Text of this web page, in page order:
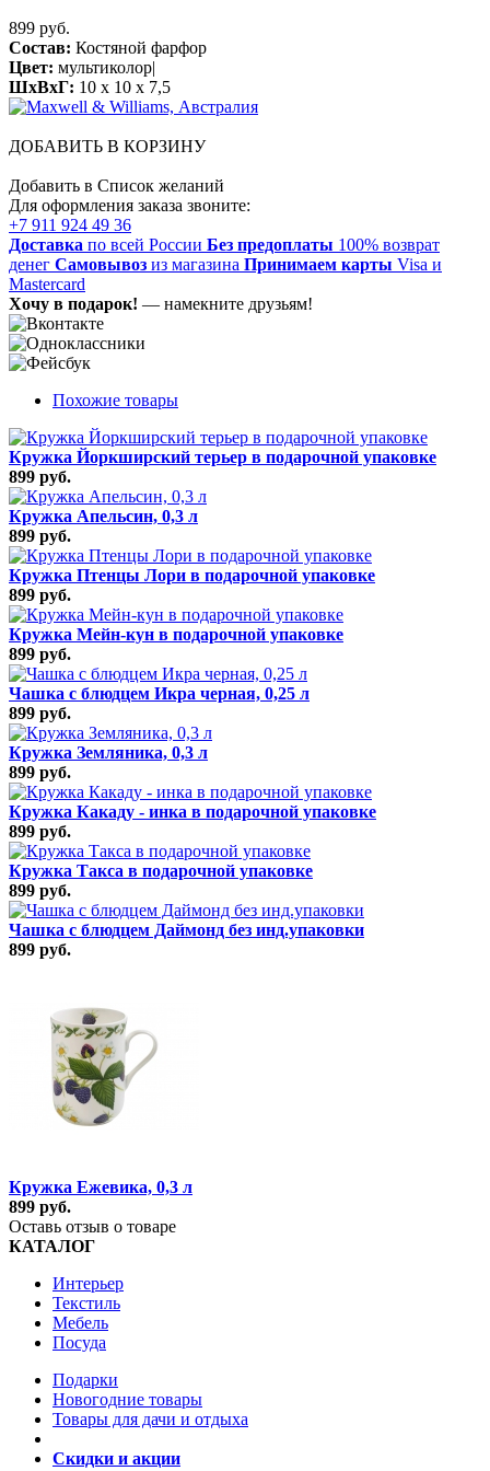
899 руб.
Состав: Костяной фарфор
Цвет: мультиколор|
ШхВхГ: 10 x 10 x 7,5
ДОБАВИТЬ В КОРЗИНУ
Добавить в Список желаний
Для оформления заказа звоните:
+7 911 924 49 36
Доставка по всей России Без предоплаты 100% возврат
денег Самовывоз из магазина Принимаем карты Visa и
Mastercard
Хочу в подарок! — намекните друзьям!
Похожие товары
Кружка Йоркширский терьер в подарочной упаковке
899 руб.
Кружка Апельсин, 0,3 л
899 руб.
Кружка Птенцы Лори в подарочной упаковке
899 руб.
Кружка Мейн-кун в подарочной упаковке
899 руб.
Чашка с блюдцем Икра черная, 0,25 л
899 руб.
Кружка Земляника, 0,3 л
899 руб.
Кружка Какаду - инка в подарочной упаковке
899 руб.
Кружка Такса в подарочной упаковке
899 руб.
Чашка с блюдцем Даймонд без инд.упаковки
899 руб.
Кружка Ежевика, 0,3 л
899 руб.
Оставь отзыв о товаре
КАТАЛОГ
Интерьер
Текстиль
Мебель
Посуда
Подарки
Новогодние товары
Товары для дачи и отдыха
Скидки и акции